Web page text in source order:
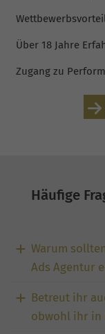
Über 18 Jahre
Zugang zu
Häufige
Warum
Ads Agentur
Betreut ihr
obwohl ihr in